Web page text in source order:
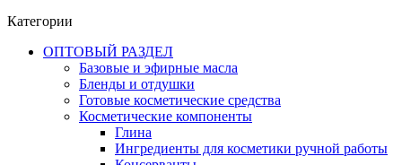
Категории
ОПТОВЫЙ РАЗДЕЛ
Базовые и эфирные масла
Бленды и отдушки
Готовые косметические средства
Косметические компоненты
Глина
Ингредиенты для косметики ручной работы